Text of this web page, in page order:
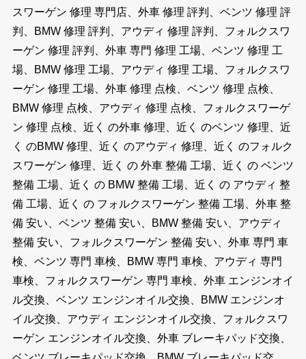
スワーゲン 修理 専門店、外車 修理 評判、ベンツ 修理 評
判、BMW 修理 評判、アウディ 修理 評判、フォルクスワ
ーゲン 修理 評判、外車 専門 修理 工場、ベンツ 修理 工
場、BMW 修理 工場、アウディ 修理 工場、フォルクスワ
ーゲン 修理 工場、外車 修理 点検、ベンツ 修理 点検、
BMW 修理 点検、アウディ 修理 点検、フォルクスワーゲ
ン 修理 点検、近く の外車 修理、近く のベンツ 修理、近
く のBMW 修理、近く のアウディ 修理、近く のフォルク
スワーゲン 修理、近く の 外車 整備 工場、近く の ベンツ
整備 工場、近く の BMW 整備 工場、近く の アウディ 整
備 工場、近く の フォルクスワーゲン 整備 工場、外車 整
備 安い、ベンツ 整備 安い、BMW 整備 安い、アウディ
整備 安い、フォルクスワーゲン 整備 安い、外車 専門 車
検、ベンツ 専門 車検、BMW 専門 車検、アウディ 専門
車検、フォルクスワーゲン 専門 車検、外車 エンジンオイ
ル交換、ベンツ エンジンオイル交換、BMW エンジンオ
イル交換、アウディ エンジンオイル交換、フォルクスワ
ーゲン エンジンオイル交換、外車 ブレーキパッド交換、